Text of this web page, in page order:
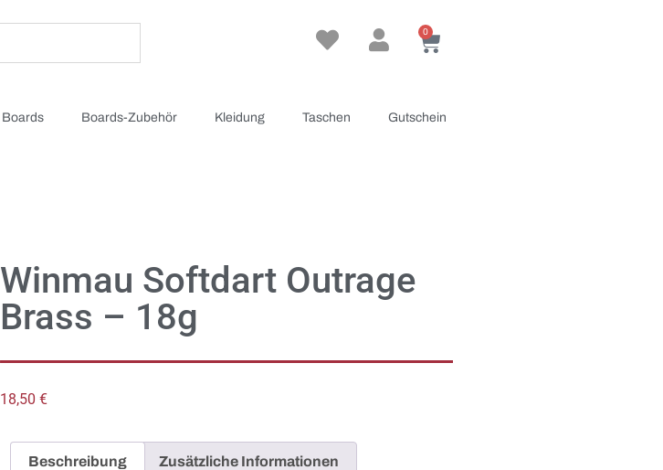
0
Boards Boards-Zubehör Kleidung Taschen Gutschein
Winmau Softdart Outrage
Brass – 18g
18,50 €
Beschreibung Zusätzliche Informationen